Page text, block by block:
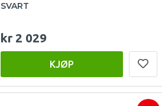
SVART
kr 2 029
KJØP